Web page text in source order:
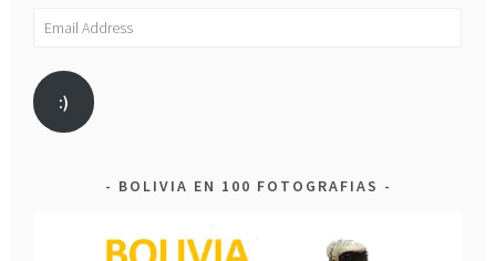
Email
:)
BOLIVIA EN 100 FOTOGRAFIAS